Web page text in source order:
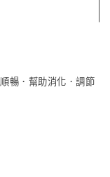
暢．幫助消化．調節